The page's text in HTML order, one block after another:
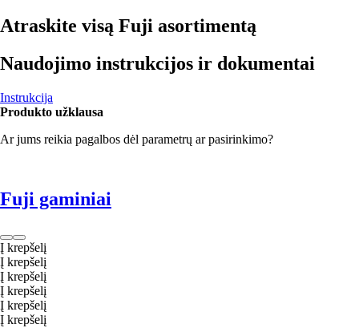
Atraskite visą Fuji asortimentą
Naudojimo instrukcijos ir dokumentai
Instrukcija
Produkto užklausa
Ar jums reikia pagalbos dėl parametrų ar pasirinkimo?
Fuji gaminiai
Į krepšelį
Į krepšelį
Į krepšelį
Į krepšelį
Į krepšelį
Į krepšelį